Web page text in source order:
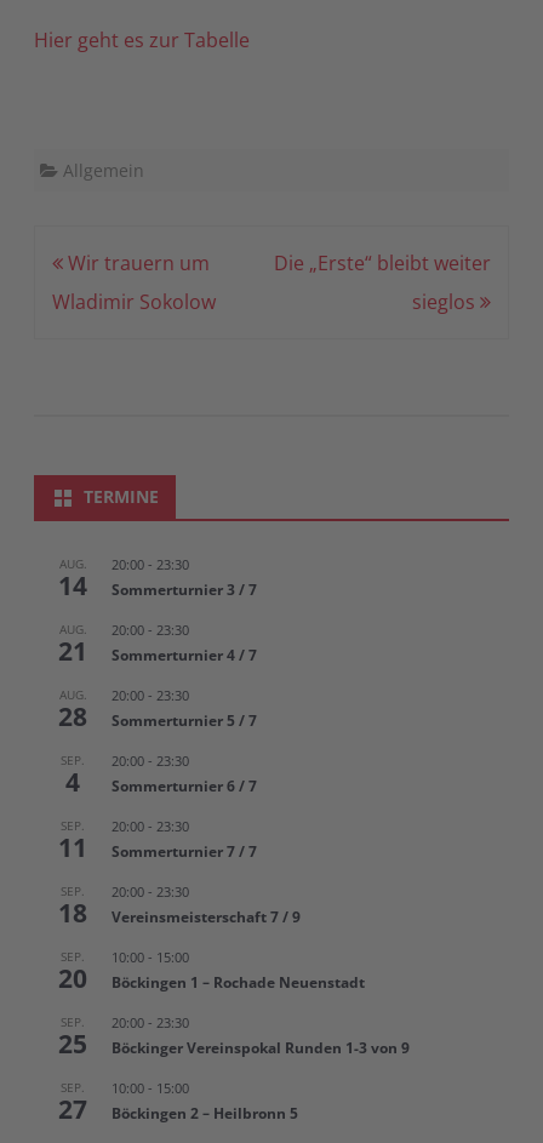
Hier geht es zur Tabelle
Allgemein
Beitragsnavigation
Wir trauern um
Wladimir Sokolow
Die „Erste“ bleibt weiter
sieglos
TERMINE
AUG.
14
20:00 - 23:30
Sommerturnier 3 / 7
AUG.
21
20:00 - 23:30
Sommerturnier 4 / 7
AUG.
28
20:00 - 23:30
Sommerturnier 5 / 7
SEP.
4
20:00 - 23:30
Sommerturnier 6 / 7
SEP.
11
20:00 - 23:30
Sommerturnier 7 / 7
SEP.
18
20:00 - 23:30
Vereinsmeisterschaft 7 / 9
SEP.
20
10:00 - 15:00
Böckingen 1 – Rochade Neuenstadt
SEP.
25
20:00 - 23:30
Böckinger Vereinspokal Runden 1-3 von 9
SEP.
27
10:00 - 15:00
Böckingen 2 – Heilbronn 5